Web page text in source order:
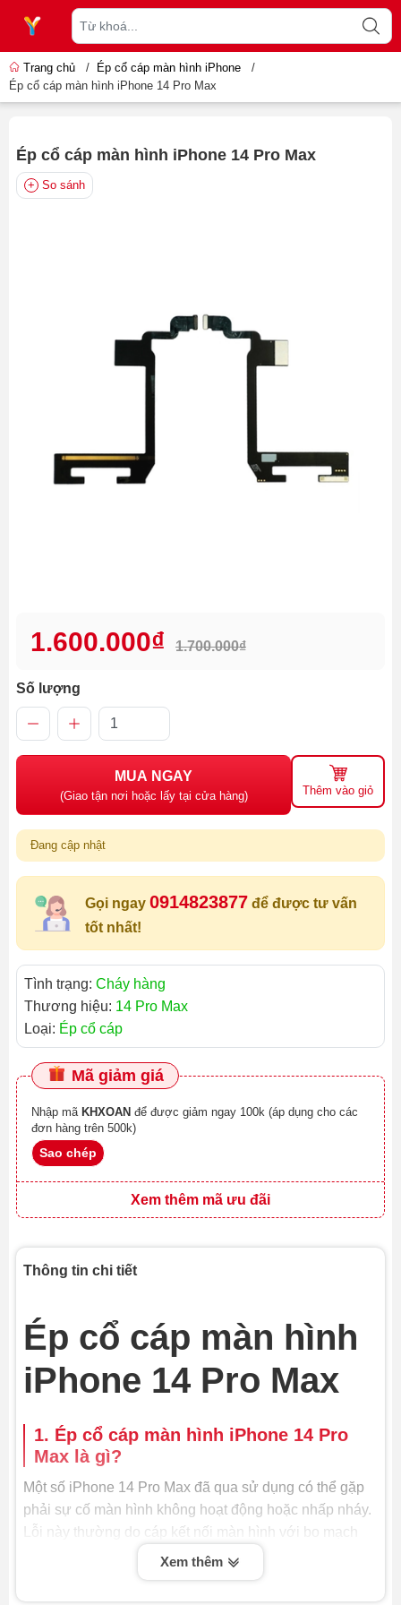
Trang chủ / Ép cổ cáp màn hình iPhone
/
Ép cổ cáp màn hình iPhone 14 Pro Max
Ép cổ cáp màn hình iPhone 14 Pro Max
So sánh
1.600.000₫ 1.700.000₫
Số lượng
MUA NGAY
(Giao tận nơi hoặc lấy tại cửa hàng) Thêm vào giỏ
Đang cập nhật
Gọi ngay 0914823877 để được tư vấn
tốt nhất!
Tình trạng: Cháy hàng
Thương hiệu: 14 Pro Max
Loại: Ép cổ cáp
Mã giảm giá
Nhập mã KHXOAN
đơn hàng trên 500k)
Sao chép
Xem thêm mã ưu đãi
Thông tin chi tiết
Ép cổ cáp màn hình
iPhone 14 Pro Max
1. Ép cổ cáp màn hình iPhone 14 Pro
Max là gì?
Một số iPhone 14 Pro Max đã qua sử dụng có thể gặp
phải sự cố màn hình không hoạt động hoặc nhấp nháy.
Lỗi này thường do cáp kết nối màn hình với bo mạch
chủ bị hỏng. Dịch vụ ép cổ cáp màn hình có thể giải
Xem thêm